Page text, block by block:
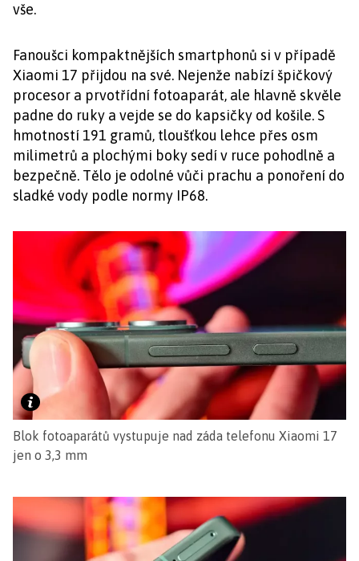
vše.
Fanoušci kompaktnějších smartphonů si v případě
Xiaomi 17 přijdou na své. Nejenže nabízí špičkový
procesor a prvotřídní fotoaparát, ale hlavně skvěle
padne do ruky a vejde se do kapsičky od košile. S
hmotností 191 gramů, tloušťkou lehce přes osm
milimetrů a plochými boky sedí v ruce pohodlně a
bezpečně. Tělo je odolné vůči prachu a ponoření do
sladké vody podle normy IP68.
Blok fotoaparátů vystupuje nad záda telefonu Xiaomi 17
jen o 3,3 mm